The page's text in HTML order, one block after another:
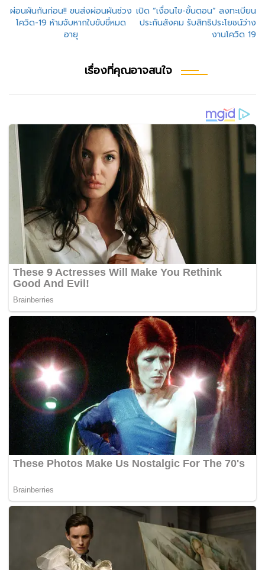
แนะแนว
เรื่อง
ผ่อนผันกันก่อน!! ขนส่งผ่อนผันช่วง
โควิด-19 ห้ามจับหากใบขับขี่หมด
อายุ
เปิด “เงื่อนไข-ขั้นตอน” ลงทะเบียน
ประกันสังคม รับสิทธิประโยชน์ว่าง
งานโควิด 19
เรื่องที่คุณอาจสนใจ